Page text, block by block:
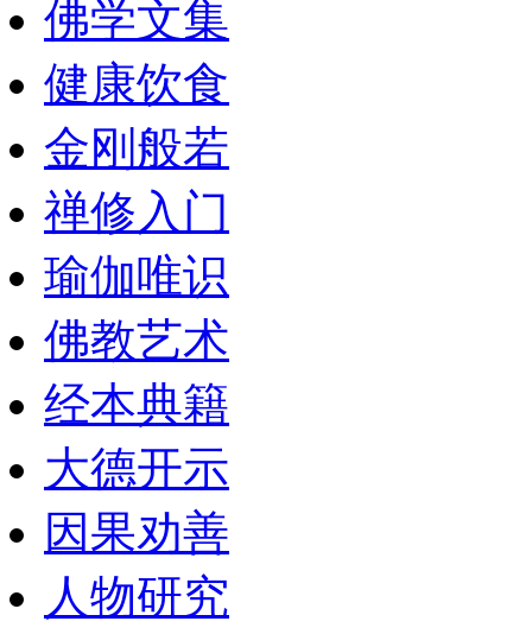
佛学文集
健康饮食
金刚般若
禅修入门
瑜伽唯识
佛教艺术
经本典籍
大德开示
因果劝善
人物研究